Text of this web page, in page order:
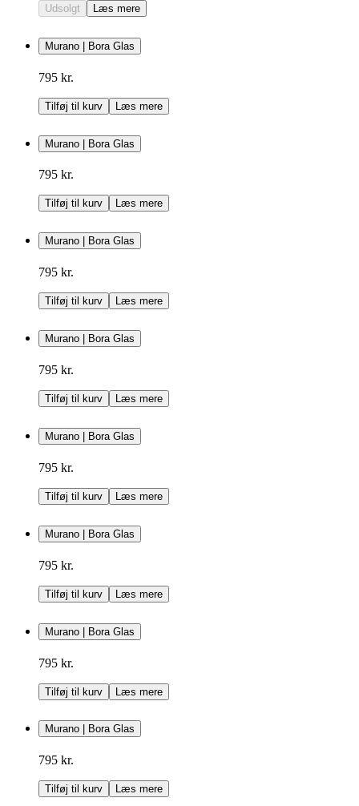
Udsolgt Læs mere
Murano | Bora Glas
795 kr.
Tilføj til kurv Læs mere
Murano | Bora Glas
795 kr.
Tilføj til kurv Læs mere
Murano | Bora Glas
795 kr.
Tilføj til kurv Læs mere
Murano | Bora Glas
795 kr.
Tilføj til kurv Læs mere
Murano | Bora Glas
795 kr.
Tilføj til kurv Læs mere
Murano | Bora Glas
795 kr.
Tilføj til kurv Læs mere
Murano | Bora Glas
795 kr.
Tilføj til kurv Læs mere
Murano | Bora Glas
795 kr.
Tilføj til kurv Læs mere